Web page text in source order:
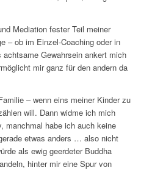
Mediation fester Teil meiner
– ob im Einzel-Coaching oder in
Gewahrsein ankert mich
mir ganz für den andern da
– wenn eins meiner Kinder zu
will. Dann widme ich mich
manchmal habe ich auch keine
etwas anders … also nicht
als ewig geerdeter Buddha
hinter mir eine Spur von